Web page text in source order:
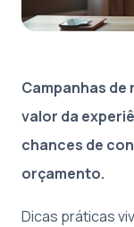
Campanhas
valor da
chances de
orçamento.
Dicas práticas